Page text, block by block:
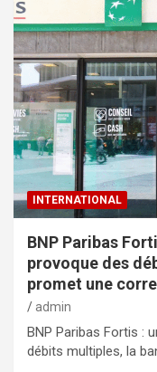
INTERNATIONAL
BNP Paribas
provoque des
promet une
admin
BNP Paribas Fortis :
débits multiples, la